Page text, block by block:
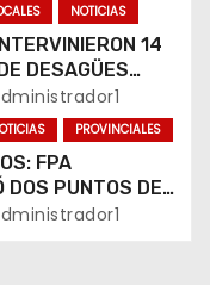
NOTICIAS
14
DESAGÜES
PROVINCIALES
FPA
DOS PUNTOS DE
TRES